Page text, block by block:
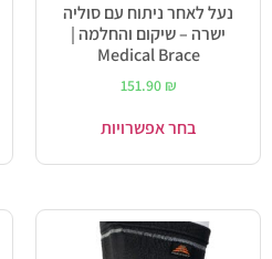
נעל לאחר ניתוח עם סוליה
ישרה – שיקום והחלמה |
Medical Brace
151.90 ₪
בחר אפשרויות